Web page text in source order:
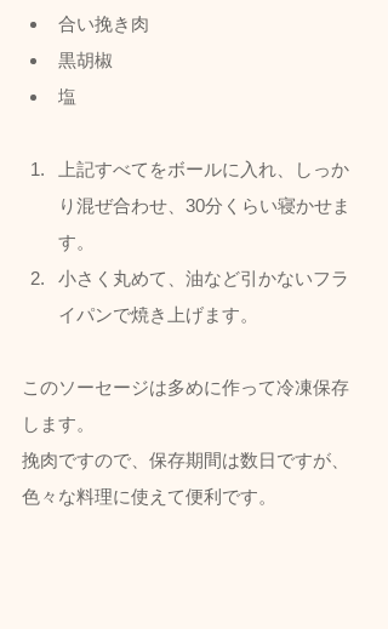
合い挽き肉
黒胡椒
塩
上記すべてをボールに入れ、しっか
り混ぜ合わせ、30分くらい寝かせま
す。
小さく丸めて、油など引かないフラ
イパンで焼き上げます。
このソーセージは多めに作って冷凍保存
します。
挽肉ですので、保存期間は数日ですが、
色々な料理に使えて便利です。